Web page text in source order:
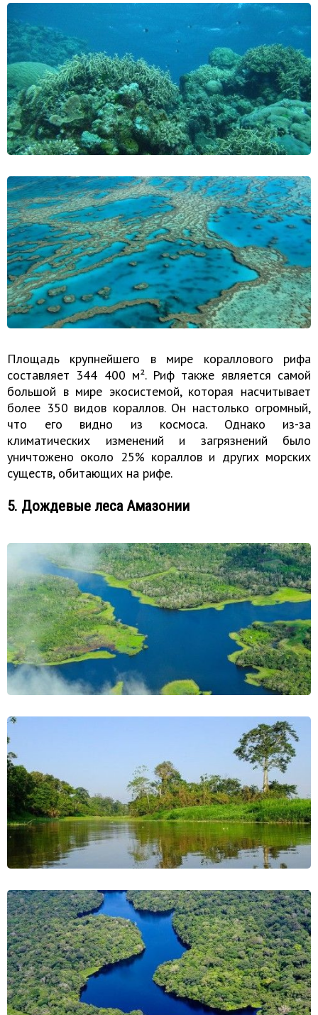
Площадь крупнейшего в мире кораллового рифа
составляет 344 400 м². Риф также является самой
большой в мире экосистемой, которая насчитывает
более 350 видов кораллов. Он настолько огромный,
что его видно из космоса. Однако из-за
климатических изменений и загрязнений было
уничтожено около 25% кораллов и других морских
существ, обитающих на рифе.
5. Дождевые леса Амазонии